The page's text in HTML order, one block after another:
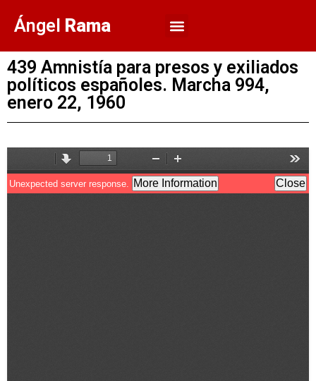
Ángel Rama
439 Amnistía para presos y exiliados
políticos españoles. Marcha 994,
enero 22, 1960